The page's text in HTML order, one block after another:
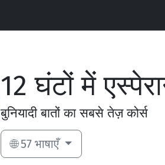
12 घंटों में
बुनियादी बातों का सबसे तेज़ कोर्स
🌐 57 भाषाएँ